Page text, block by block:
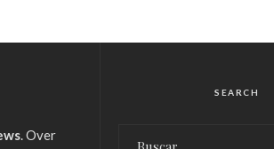
. Over
SEARCH